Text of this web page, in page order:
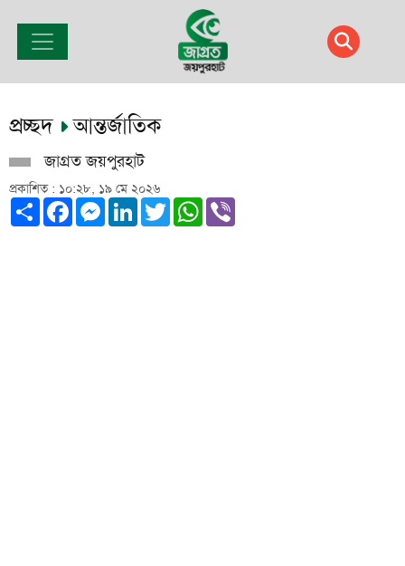
প্রচ্ছদ আন্তর্জাতিক
জাগ্রত জয়পুরহাট
প্রকাশিত : ১০:২৮, ১৯ মে ২০২৬
ShareFacebook
Messenger
LinkedIn
TwitterWhatsApp